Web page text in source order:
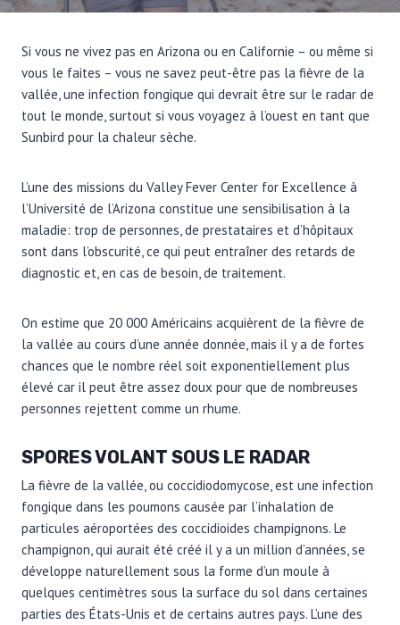
Si vous ne vivez pas en Arizona ou en Californie – ou même si
vous le faites – vous ne savez peut-être pas la fièvre de la
vallée, une infection fongique qui devrait être sur le radar de
tout le monde, surtout si vous voyagez à l’ouest en tant que
Sunbird pour la chaleur sèche.
L’une des missions du Valley Fever Center for Excellence à
l’Université de l’Arizona constitue une sensibilisation à la
maladie: trop de personnes, de prestataires et d’hôpitaux
sont dans l’obscurité, ce qui peut entraîner des retards de
diagnostic et, en cas de besoin, de traitement.
On estime que 20 000 Américains acquièrent de la fièvre de
la vallée au cours d’une année donnée, mais il y a de fortes
chances que le nombre réel soit exponentiellement plus
élevé car il peut être assez doux pour que de nombreuses
personnes rejettent comme un rhume.
SPORES VOLANT SOUS LE RADAR
La fièvre de la vallée, ou coccidiodomycose, est une infection
fongique dans les poumons causée par l’inhalation de
particules aéroportées des coccidioides champignons. Le
champignon, qui aurait été créé il y a un million d’années, se
développe naturellement sous la forme d’un moule à
quelques centimètres sous la surface du sol dans certaines
parties des États-Unis et de certains autres pays. L’une des